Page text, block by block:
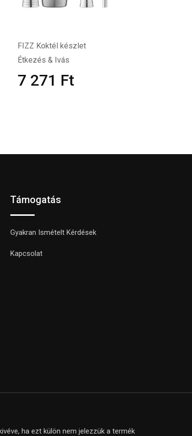
FIZZ Koktél készlet
Étkezés & Ivás
7 271 Ft
Támogatás
Gyakran Ismételt Kérdések
Kapcsolat
ha ezt külön nem jelezzük a termék